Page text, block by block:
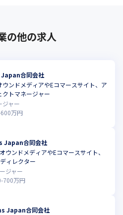
トナー企業を表彰するものです。
の受賞となり、Adobe
news/2025/0317.html
blog/announcing-the-2025-
award-
の他の求人
合同会社
ウンドメディアやEコマースサイト、ア
クトマネージャー
ジャー
600万円
合同会社
ウンドメディアやEコマースサイト、
ィレクター
ジャー
-700万円
Japan合同会社